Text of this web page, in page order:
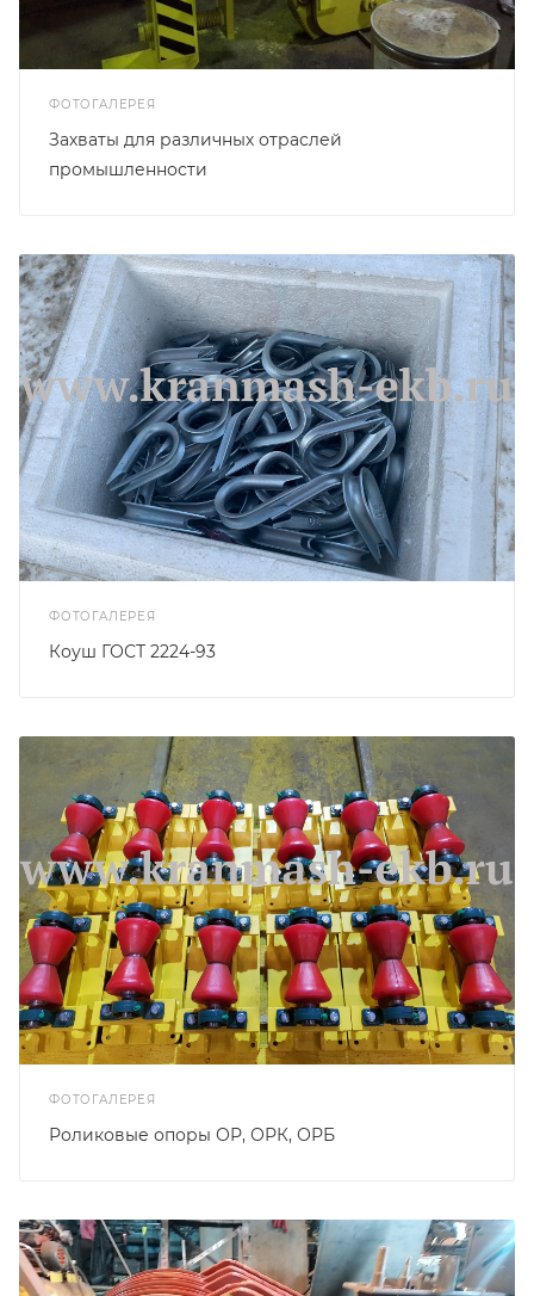
ФОТОГАЛЕРЕЯ
Захваты для различных отраслей
промышленности
ФОТОГАЛЕРЕЯ
Коуш ГОСТ 2224-93
ФОТОГАЛЕРЕЯ
Роликовые опоры ОР, ОРК, ОРБ